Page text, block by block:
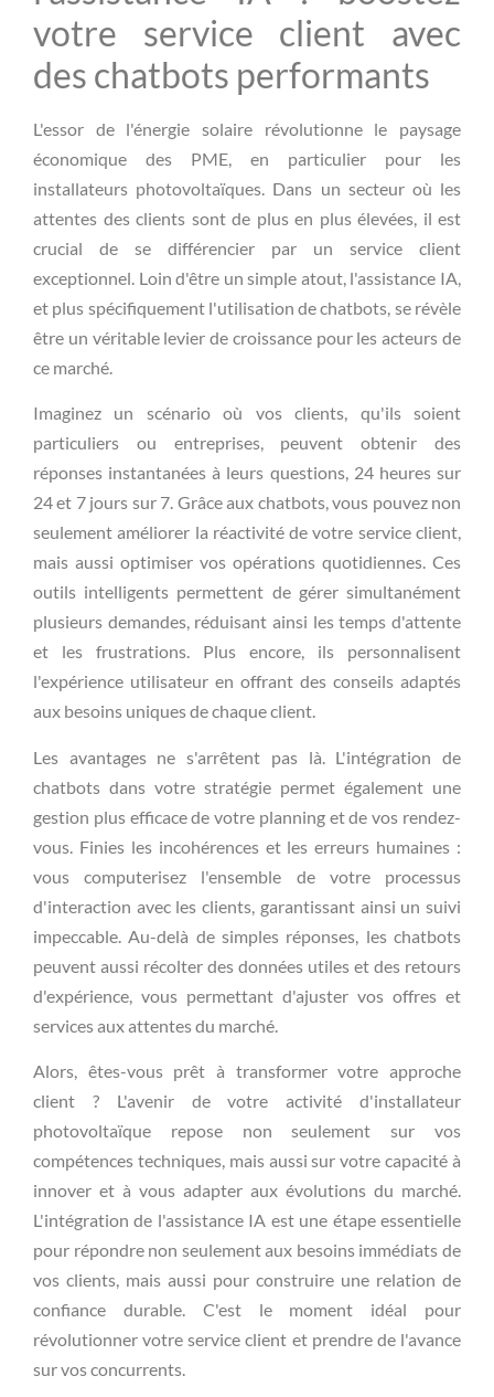
votre service client avec
des chatbots performants
L'essor de l'énergie solaire révolutionne le paysage
économique des PME, en particulier pour les
installateurs photovoltaïques. Dans un secteur où les
attentes des clients sont de plus en plus élevées, il est
crucial de se différencier par un service client
exceptionnel. Loin d'être un simple atout, l'assistance IA,
et plus spécifiquement l'utilisation de chatbots, se révèle
être un véritable levier de croissance pour les acteurs de
ce marché.
Imaginez un scénario où vos clients, qu'ils soient
particuliers ou entreprises, peuvent obtenir des
réponses instantanées à leurs questions, 24 heures sur
24 et 7 jours sur 7. Grâce aux chatbots, vous pouvez non
seulement améliorer la réactivité de votre service client,
mais aussi optimiser vos opérations quotidiennes. Ces
outils intelligents permettent de gérer simultanément
plusieurs demandes, réduisant ainsi les temps d'attente
et les frustrations. Plus encore, ils personnalisent
l'expérience utilisateur en offrant des conseils adaptés
aux besoins uniques de chaque client.
Les avantages ne s'arrêtent pas là. L'intégration de
chatbots dans votre stratégie permet également une
gestion plus efficace de votre planning et de vos rendez-
vous. Finies les incohérences et les erreurs humaines :
vous computerisez l'ensemble de votre processus
d'interaction avec les clients, garantissant ainsi un suivi
impeccable. Au-delà de simples réponses, les chatbots
peuvent aussi récolter des données utiles et des retours
d'expérience, vous permettant d'ajuster vos offres et
services aux attentes du marché.
Alors, êtes-vous prêt à transformer votre approche
client ? L'avenir de votre activité d'installateur
photovoltaïque repose non seulement sur vos
compétences techniques, mais aussi sur votre capacité à
innover et à vous adapter aux évolutions du marché.
L'intégration de l'assistance IA est une étape essentielle
pour répondre non seulement aux besoins immédiats de
vos clients, mais aussi pour construire une relation de
confiance durable. C'est le moment idéal pour
révolutionner votre service client et prendre de l'avance
sur vos concurrents.